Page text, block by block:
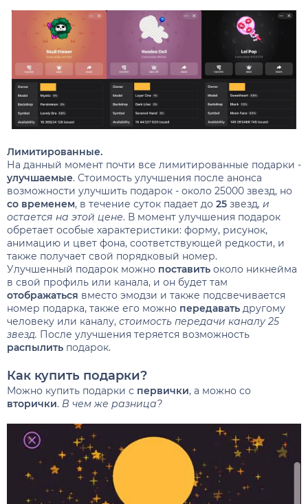
Лимитированные.
На данный момент почти все лимитированные подарки -
улучшаемые. Стоимость улучшения после анонса
возможности улучшить подарок - около 25000 звезд, но
со временем, в течение суток падает до 25 звезд, и
остается на этой цене. В момент улучшения подарок
обретает особые характеристики: форму, рисунок,
анимацию и цвет фона, соответствующей редкости, и
также получает свой порядковый номер.
Улучшенный подарок можно поставить около никнейма
в свой профиль или канала, и он будет там
отображаться вместо эмодзи и также подсвечивается
номер подарка, также его можно передавать другому
человеку или каналу, стоимость передачи каналу 25
звезд. После улучшения теряется возможность
распылить подарок.
Как купить подарки?
Можно купить подарки с первички, а можно со
вторички. В чем же разница?